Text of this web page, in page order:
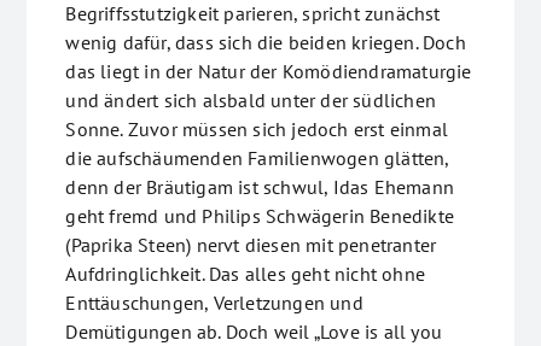
Begriffsstutzigkeit parieren, spricht zunächst
wenig dafür, dass sich die beiden kriegen. Doch
das liegt in der Natur der Komödiendramaturgie
und ändert sich alsbald unter der südlichen
Sonne. Zuvor müssen sich jedoch erst einmal
die aufschäumenden Familienwogen glätten,
denn der Bräutigam ist schwul, Idas Ehemann
geht fremd und Philips Schwägerin Benedikte
(Paprika Steen) nervt diesen mit penetranter
Aufdringlichkeit. Das alles geht nicht ohne
Enttäuschungen, Verletzungen und
Demütigungen ab. Doch weil „Love is all you